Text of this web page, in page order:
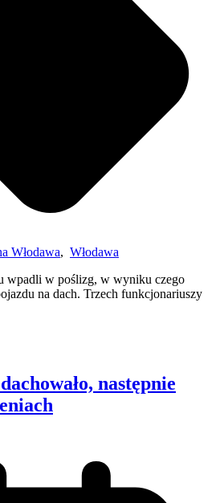
Włodawa, Włodawa
wpadli w poślizg, w wyniku czego
na dach. Trzech funkcjonariuszy
następnie